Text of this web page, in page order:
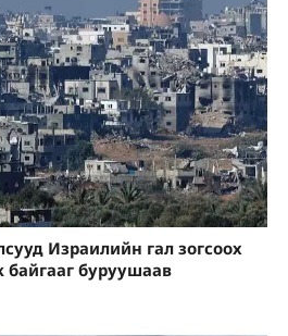
Израилийн гал зогсоох
байгааг буруушаав